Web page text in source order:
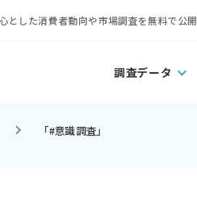
とした消費者動向や市場調査を無料で公開
調査データ
「#意識調査」